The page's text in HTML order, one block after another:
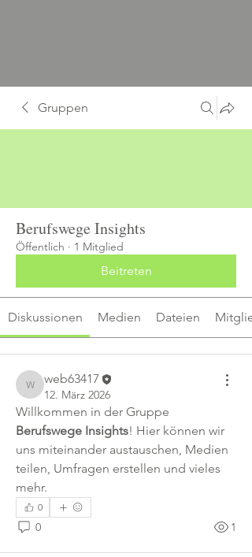
Gruppen
Berufswege Insights
Öffentlich · 1 Mitglied
Beitreten
Diskussionen Medien Dateien
web63417
web63417
12. März 2026
Berufswege Insights! Hier können wir
uns miteinander austauschen, Medien
teilen, Umfragen erstellen und vieles
mehr.
0
0 1